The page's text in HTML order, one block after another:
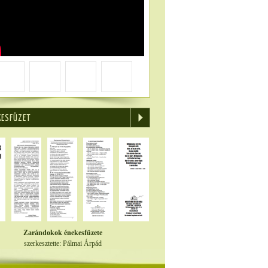
Zarándokok énekesfüzete
szerkesztette: Pálmai Árpád